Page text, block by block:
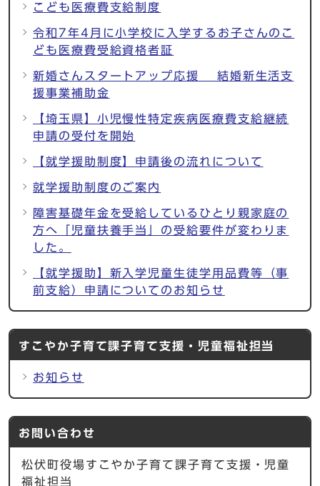
こども医療費支給制度
令和7年4月に小学校に入学するお子さんのこ
ども医療費受給資格者証
新婚さんスタートアップ応援 結婚新生活支
援事業補助金
【埼玉県】小児慢性特定疾病医療費支給継続
申請の受付を開始
【就学援助制度】申請後の流れについて
就学援助制度のご案内
障害基礎年金を受給しているひとり親家庭の
方へ「児童扶養手当」の受給要件が変わりま
した。
【就学援助】新入学児童生徒学用品費等（事
前支給）申請についてのお知らせ
すこやか子育て課子育て支援・児童福祉担当
お知らせ
お問い合わせ
松伏町役場すこやか子育て課子育て支援・児童
福祉担当